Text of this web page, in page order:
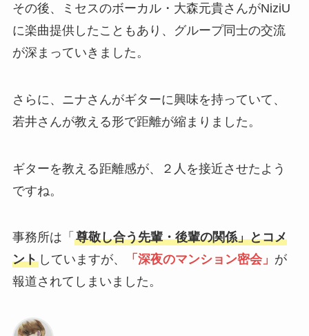
その後、ミセスのボーカル・大森元貴さんがNiziU
に楽曲提供したこともあり、グループ同士の交流
が深まっていきました。
さらに、ニナさんがギターに興味を持っていて、
若井さんが教える形で距離が縮まりました。
ギターを教える距離感が、２人を接近させたよう
ですね。
事務所は「 尊敬し合う先輩・後輩の関係」とコメ
ントしていますが、 「深夜のマンション密会」 が
報道されてしまいました。